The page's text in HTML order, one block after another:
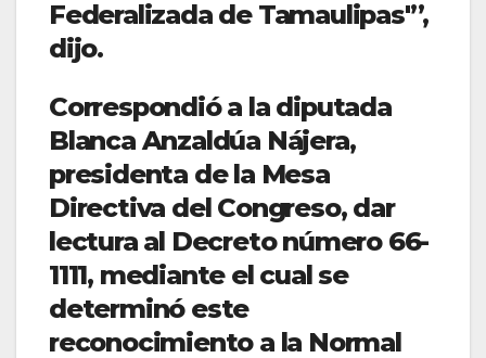
Federalizada de Tamaulipas'”,
dijo.
Correspondió a la diputada
Blanca Anzaldúa Nájera,
presidenta de la Mesa
Directiva del Congreso, dar
lectura al Decreto número 66-
1111, mediante el cual se
determinó este
reconocimiento a la Normal